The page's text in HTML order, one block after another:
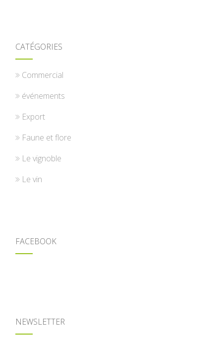
CATÉGORIES
Commercial
événements
Export
Faune et flore
Le vignoble
Le vin
FACEBOOK
NEWSLETTER